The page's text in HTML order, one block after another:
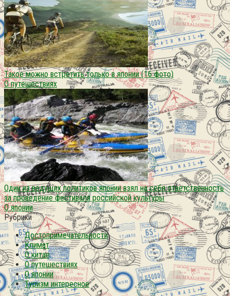
Такое можно встретить только в японии (16 фото)
О путешествиях
Один из ведущих политиков японии взял на себя ответственность
за проведение фестиваля российской культуры
О японии
Рубрики
Достопримечательности
Климат
О китае
О путешествиях
О японии
Туризм интересное